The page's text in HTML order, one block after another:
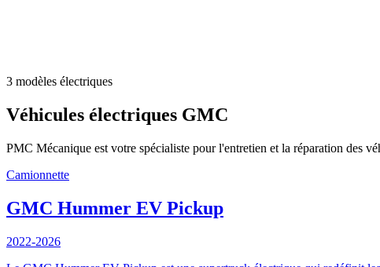
3 modèles électriques
Véhicules électriques GMC
PMC Mécanique est votre spécialiste pour l'entretien et la réparation des
Camionnette
GMC Hummer EV Pickup
2022-2026